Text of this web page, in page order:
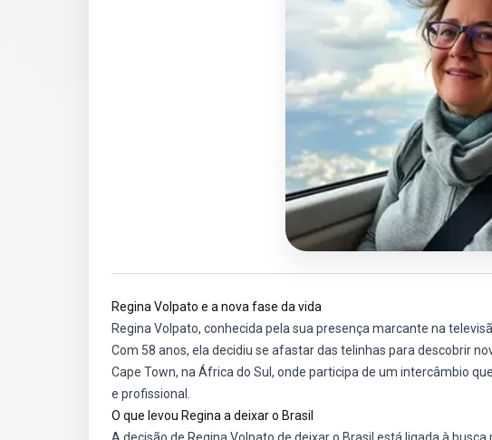
Regina Volpato e a nova fase da vida
Regina Volpato, conhecida pela sua presença marcante na
Com 58 anos, ela decidiu se afastar das telinhas para descobrir
Cape Town, na África do Sul, onde participa de um intercâmbio
e profissional.
O que levou Regina a deixar o Brasil